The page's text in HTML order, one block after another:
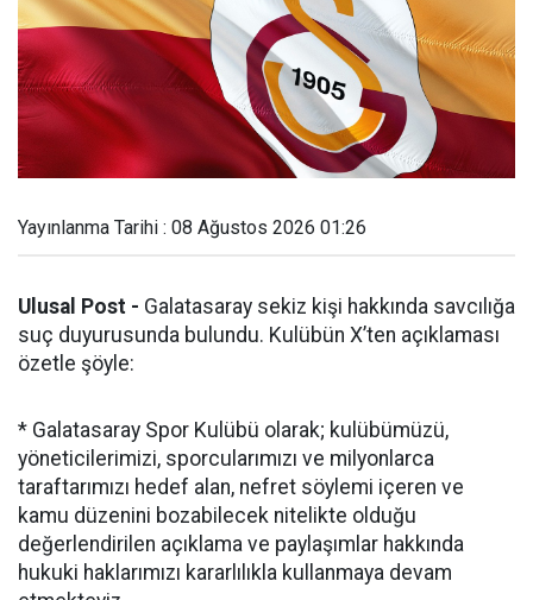
Yayınlanma Tarihi : 08 Ağustos 2026 01:26
Ulusal Post - Galatasaray sekiz kişi hakkında savcılığa
suç duyurusunda bulundu. Kulübün X’ten açıklaması
özetle şöyle:
* Galatasaray Spor Kulübü olarak; kulübümüzü,
yöneticilerimizi, sporcularımızı ve milyonlarca
taraftarımızı hedef alan, nefret söylemi içeren ve
kamu düzenini bozabilecek nitelikte olduğu
değerlendirilen açıklama ve paylaşımlar hakkında
hukuki haklarımızı kararlılıkla kullanmaya devam